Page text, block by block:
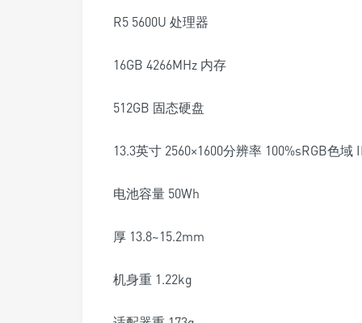
R5 5600U 处理器
16GB 4266MHz 内存
512GB 固态硬盘
13.3英寸 2560×1600分辨率 100%sRGB色域
电池容量 50Wh
厚 13.8~15.2mm
机身重 1.22kg